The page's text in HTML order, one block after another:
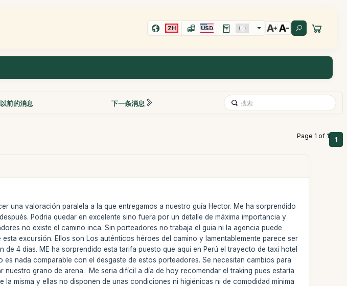
ZH USD
以前的消息 下一条消息
Page 1 of 1 1
una valoración paralela a la que entregamos a nuestro guía Hector. Me ha sorprendido
Podria quedar en excelente sino fuera por un detalle de máxima importancia y
no existe el camino inca. Sin porteadores no trabaja el guia ni la agencia puede
excursión. Ellos son Los auténticos héroes del camino y lamentablemente parece ser
4 dias. ME ha sorprendido esta tarifa puesto que aquí en Perú el trayecto de taxi hotel
nada comparable con el desgaste de estos porteadores. Se necesitan cambios para
grano de arena. Me seria difícil a día de hoy recomendar el traking pues estaría
misma y ellas no disponen de unas condiciones ni higiénicas ni de comodidad mínima